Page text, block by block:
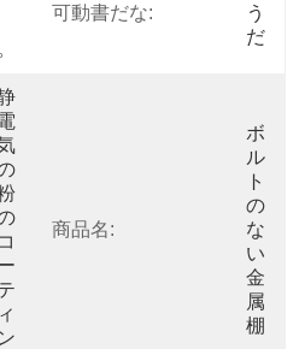
可動書だな:
う
だ
コ
ィ
ン
商品名:
ボ
ル
ト
の
な
い
金
属
棚